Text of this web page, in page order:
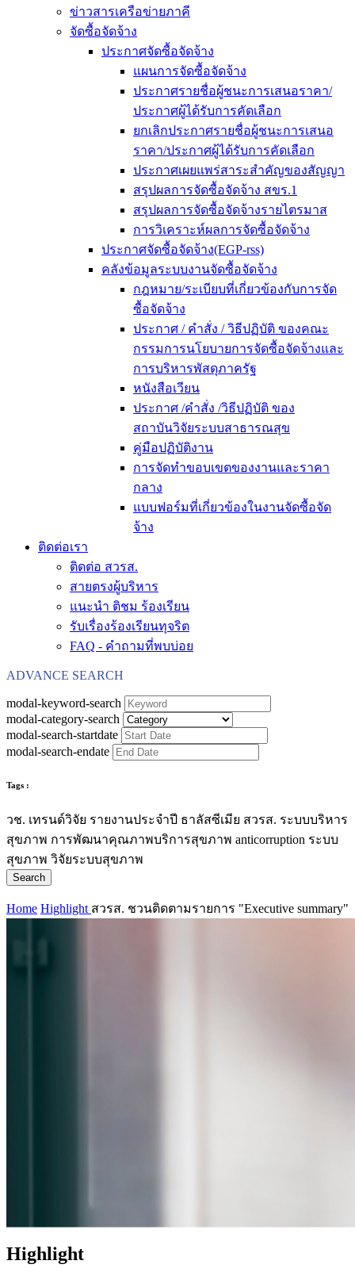
ข่าวสารเครือข่ายภาคี
จัดซื้อจัดจ้าง
ประกาศจัดซื้อจัดจ้าง
แผนการจัดซื้อจัดจ้าง
ประกาศรายชื่อผู้ชนะการเสนอราคา/
ประกาศผู้ได้รับการคัดเลือก
ยกเลิกประกาศรายชื่อผู้ชนะการเสนอ
ราคา/ประกาศผู้ได้รับการคัดเลือก
ประกาศเผยแพร่สาระสำคัญของสัญญา
สรุปผลการจัดซื้อจัดจ้าง สขร.1
สรุปผลการจัดซื้อจัดจ้างรายไตรมาส
การวิเคราะห์ผลการจัดซื้อจัดจ้าง
ประกาศจัดซื้อจัดจ้าง(EGP-rss)
คลังข้อมูลระบบงานจัดซื้อจัดจ้าง
กฎหมาย/ระเบียบที่เกี่ยวข้องกับการจัด
ซื้อจัดจ้าง
ประกาศ / คำสั่ง / วิธีปฏิบัติ ของคณะ
กรรมการนโยบายการจัดซื้อจัดจ้างและ
การบริหารพัสดุภาครัฐ
หนังสือเวียน
ประกาศ /คำสั่ง /วิธีปฏิบัติ ของ
สถาบันวิจัยระบบสาธารณสุข
คู่มือปฏิบัติงาน
การจัดทำขอบเขตของงานและราคา
กลาง
แบบฟอร์มที่เกี่ยวข้องในงานจัดซื้อจัด
จ้าง
ติดต่อเรา
ติดต่อ สวรส.
สายตรงผู้บริหาร
แนะนำ ติชม ร้องเรียน
รับเรื่องร้องเรียนทุจริต
FAQ - คำถามที่พบบ่อย
ADVANCE SEARCH
modal-keyword-search
modal-category-search
modal-search-startdate
modal-search-endate
Tags :
วช. เทรนด์วิจัย รายงานประจำปี ธาลัสซีเมีย สวรส. ระบบบริหาร
สุขภาพ การพัฒนาคุณภาพบริการสุขภาพ anticorruption ระบบ
สุขภาพ วิจัยระบบสุขภาพ
Search
Home Highlight สวรส. ชวนติดตามรายการ "Executive summary"
Highlight